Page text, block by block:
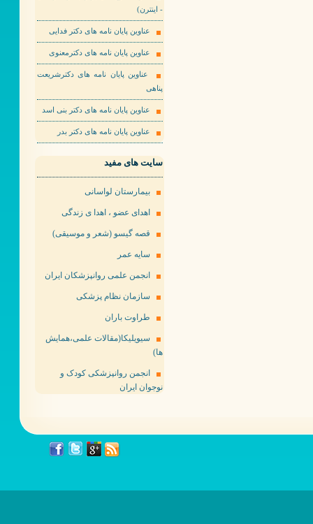
- اینترن)
عناوین پایان نامه های دکتر فدایی
عناوین پایان نامه های دکترمعنوی
عناوین پایان نامه های دکترشریعت
پناهی
عناوین پایان نامه های دکتر بنی اسد
عناوین پایان نامه های دکتر بدر
سایت های مفید
بیمارستان لواسانی
اهدای عضو ، اهدا ی زندگی
قصه گیسو (شعر و موسیقی)
سایه عمر
انجمن علمی روانپزشکان ایران
سازمان نظام پزشکی
طراوت باران
سیویلیکا(مقالات علمی،همایش
ها)
انجمن روانپزشکی کودک و
نوجوان ایران